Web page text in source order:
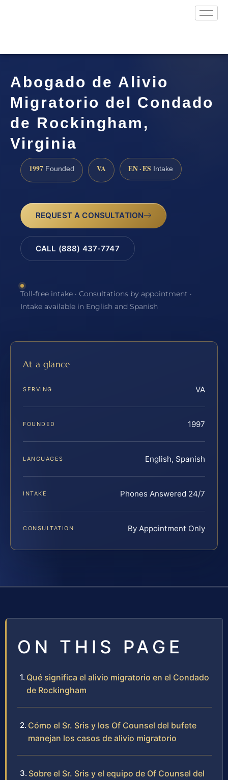
Abogado de Alivio
Migratorio del Condado
de Rockingham,
Virginia
1997 Founded VA EN · ES Intake
REQUEST A CONSULTATION
CALL (888) 437-7747
Toll-free intake · Consultations by appointment ·
Intake available in English and Spanish
At a glance
SERVING VA
FOUNDED 1997
LANGUAGES English, Spanish
INTAKE Phones Answered 24/7
CONSULTATION By Appointment Only
ON THIS PAGE
Qué significa el alivio migratorio en el Condado
de Rockingham
Cómo el Sr. Sris y los Of Counsel del bufete
manejan los casos de alivio migratorio
Sobre el Sr. Sris y el equipo de Of Counsel del